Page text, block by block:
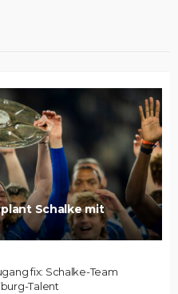
Schalke mit
fix: Schalke-Team
Talent